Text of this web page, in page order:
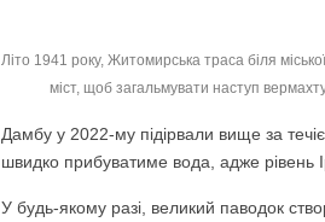
Літо 1941 року, Житомирська траса біля
міст, щоб загальмувати наступ
Дамбу у 2022-му підірвали вище за
швидко прибуватиме вода, адже рівень
У будь-якому разі, великий паводок